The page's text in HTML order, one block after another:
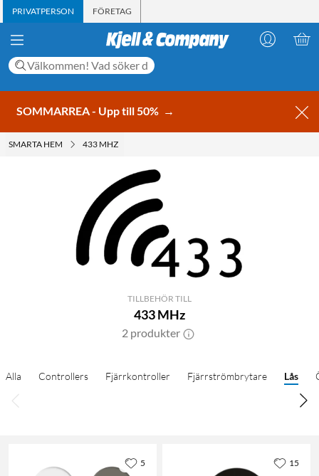
PRIVATPERSON FÖRETAG
SOMMARREA - Upp till 50% →
SMARTA HEM 433 MHZ
TILLBEHÖR TILL
433 MHz
2 produkter
Alla Controllers Fjärrkontroller Fjärrströmbrytare Lås
5 15